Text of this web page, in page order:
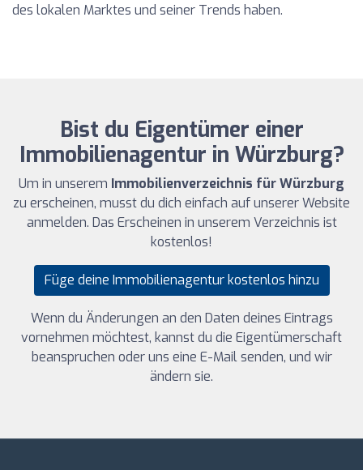
des lokalen Marktes und seiner Trends haben.
Bist du Eigentümer einer
Immobilienagentur in Würzburg?
Um in unserem Immobilienverzeichnis für Würzburg
zu erscheinen, musst du dich einfach auf unserer Website
anmelden. Das Erscheinen in unserem Verzeichnis ist
kostenlos!
Füge deine Immobilienagentur kostenlos hinzu
Wenn du Änderungen an den Daten deines Eintrags
vornehmen möchtest, kannst du die Eigentümerschaft
beanspruchen oder uns eine E-Mail senden, und wir
ändern sie.